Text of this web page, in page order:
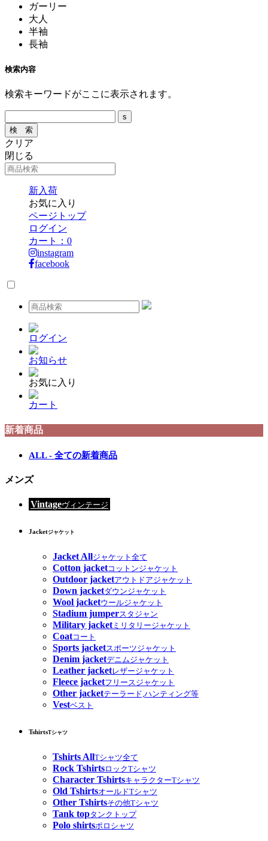
ガーリー
大人
半袖
長袖
検索内容
検索キーワードがここに表示されます。
クリア
閉じる
新入荷
お気に入り
ページトップ
ログイン
カート： 0
instagram
facebook
ログイン
お知らせ
お気に入り
カート
新着商品
ALL - 全ての新着商品
メンズ
Vintageヴィンテージ
Jacketジャケット
Jacket Allジャケット全て
Cotton jacketコットンジャケット
Outdoor jacketアウトドアジャケット
Down jacketダウンジャケット
Wool jacketウールジャケット
Stadium jumperスタジャン
Military jacketミリタリージャケット
Coatコート
Sports jacketスポーツジャケット
Denim jacketデニムジャケット
Leather jacketレザージャケット
Fleece jacketフリースジャケット
Other jacketテーラード,ハンティング等
Vestベスト
TshirtsTシャツ
Tshirts AllTシャツ全て
Rock TshirtsロックTシャツ
Character TshirtsキャラクターTシャツ
Old TshirtsオールドTシャツ
Other Tshirtsその他Tシャツ
Tank topタンクトップ
Polo shirtsポロシャツ